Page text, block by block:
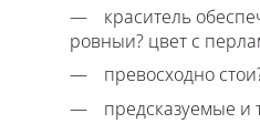
краситель
ровныи? цвет с
превосходно
предсказуемые и